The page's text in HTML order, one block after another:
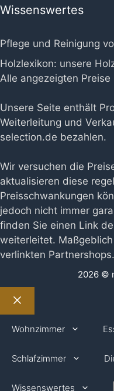
Wissenswertes
Pflege und Reinigung
Holzlexikon: unsere
Alle angezeigten
Unsere Seite enthält
Weiterleitung und
selection.de bezahlen.
Wir versuchen die
aktualisieren diese
Preisschwankungen
jedoch nicht immer
finden Sie einen Link
weiterleitet.
verlinkten Partnershops.
2026 ©
Schließen
Wohnzimmer
Schlafzimmer
Wissenswertes